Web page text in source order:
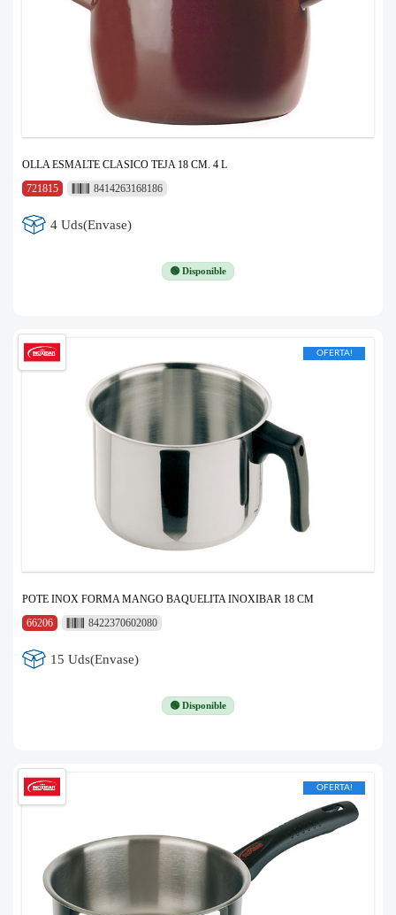
OLLA ESMALTE CLASICO TEJA 18 CM. 4 L
721815
8414263168186
4 Uds(Envase)
🟢 Disponible
OFERTA!
POTE INOX FORMA MANGO BAQUELITA INOXIBAR 18 CM
66206
8422370602080
15 Uds(Envase)
🟢 Disponible
OFERTA!